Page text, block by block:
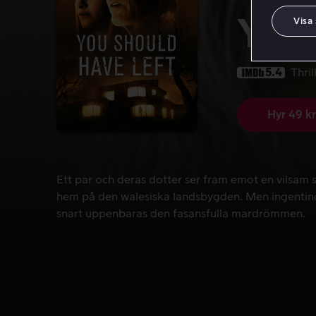
5.4
Hyr 49 kr
Ett par och deras dotter ser fram emot en vilsam
Ett par och deras dotter ser fram emot en vilsam
hem på den walesiska landsbygden. Men
snart uppenbaras den fasansfulla mardrömmen.
Visa